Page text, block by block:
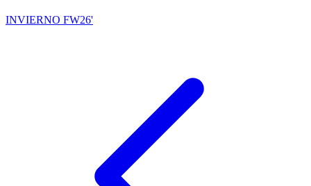
INVIERNO FW26'